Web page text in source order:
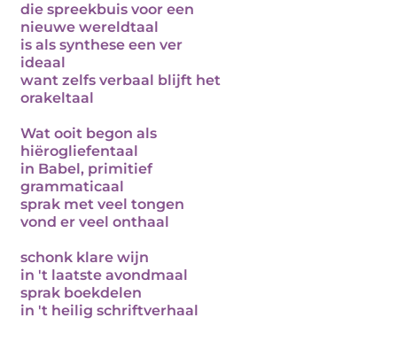
die spreekbuis voor een
nieuwe wereldtaal
is als synthese een ver
ideaal
want zelfs verbaal blijft het
orakeltaal
Wat ooit begon als
hiërogliefentaal
in Babel, primitief
grammaticaal
sprak met veel tongen
vond er veel onthaal
schonk klare wijn
in 't laatste avondmaal
sprak boekdelen
in 't heilig schriftverhaal